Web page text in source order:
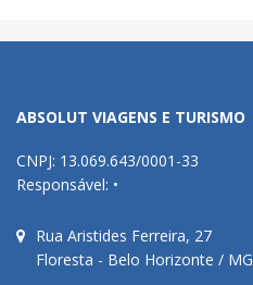
ABSOLUT VIAGENS E TURISMO
CNPJ: 13.069.643/0001-33
Responsável: •
Rua Aristides Ferreira, 27
Floresta - Belo Horizonte / MG